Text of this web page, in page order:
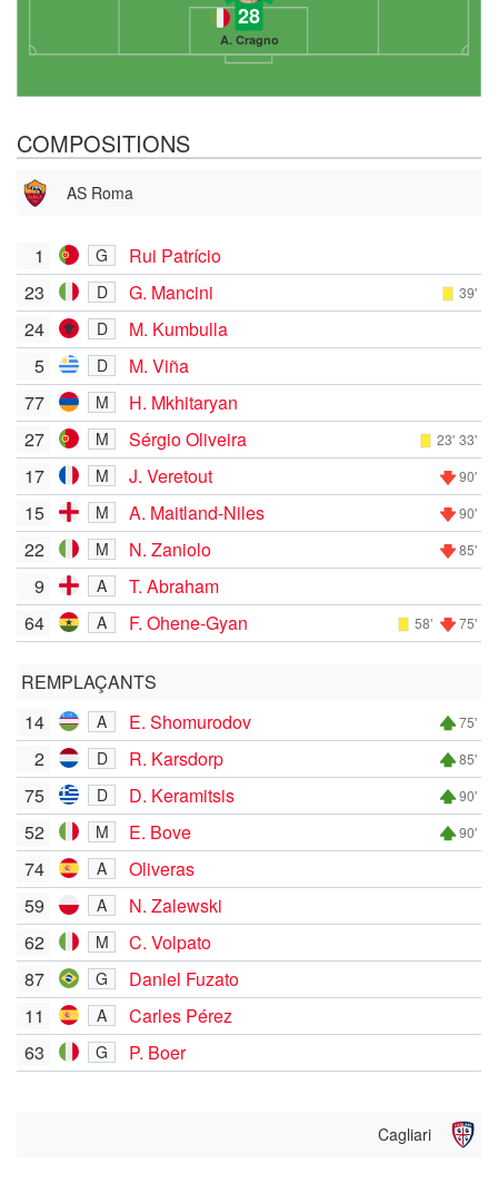
28
A. Cragno
COMPOSITIONS
AS Roma
1 G
Rui Patrício
23
D G. Mancini 39'
24 D
M. Kumbulla
5
D
M. Viña
77
M
H. Mkhitaryan
27
M Sérgio Oliveira 23' 33'
17 M J. Veretout 90'
15 M A. Maitland-Niles 90'
22 M N. Zaniolo 85'
9 A
T. Abraham
64
A F. Ohene-Gyan 58' 75'
REMPLAÇANTS
14
A E. Shomurodov 75'
2 D R. Karsdorp 85'
75 D D. Keramitsis 90'
52 M E. Bove 90'
74 A
Oliveras
59
A
N. Zalewski
62
M
C. Volpato
87
G
Daniel Fuzato
11
A
Carles Pérez
63
G P. Boer
Cagliari